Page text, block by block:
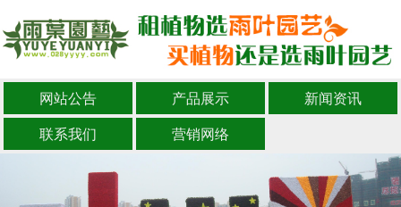
网站公告 产品展示
新闻资讯
联系我们
营销网络